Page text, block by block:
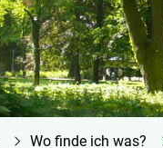
Wo finde ich was?